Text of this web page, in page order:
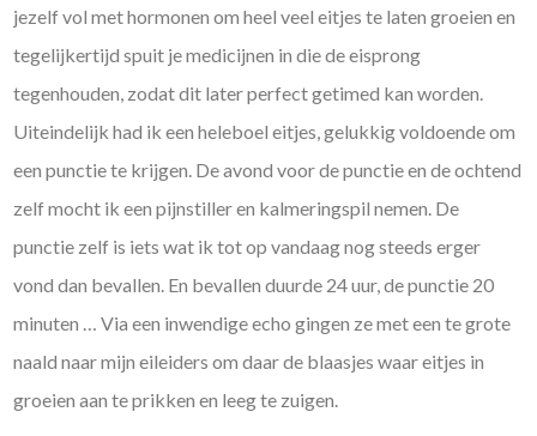
jezelf vol met hormonen om heel veel eitjes te laten groeien en
tegelijkertijd spuit je medicijnen in die de eisprong
tegenhouden, zodat dit later perfect getimed kan worden.
Uiteindelijk had ik een heleboel eitjes, gelukkig voldoende om
een punctie te krijgen. De avond voor de punctie en de ochtend
zelf mocht ik een pijnstiller en kalmeringspil nemen. De
punctie zelf is iets wat ik tot op vandaag nog steeds erger
vond dan bevallen. En bevallen duurde 24 uur, de punctie 20
minuten … Via een inwendige echo gingen ze met een te grote
naald naar mijn eileiders om daar de blaasjes waar eitjes in
groeien aan te prikken en leeg te zuigen.